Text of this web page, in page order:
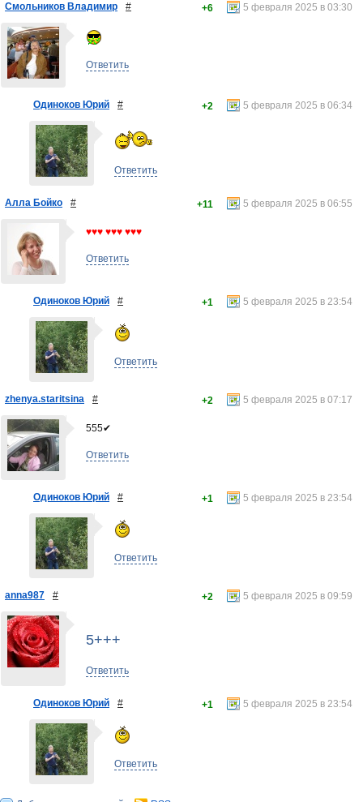
Смольников Владимир # 5 февраля 2025 в 03:30
+6
Ответить
Одиноков Юрий # 5 февраля 2025 в 06:34
+2
Ответить
Алла Бойко # 5 февраля 2025 в 06:55
+11
♥♥♥ ♥♥♥ ♥♥♥
Ответить
Одиноков Юрий # 5 февраля 2025 в 23:54
+1
Ответить
zhenya.staritsina # 5 февраля 2025 в 07:17
+2
555✔
Ответить
Одиноков Юрий # 5 февраля 2025 в 23:54
+1
Ответить
anna987 # 5 февраля 2025 в 09:59
+2
5+++
Ответить
Одиноков Юрий # 5 февраля 2025 в 23:54
+1
Ответить